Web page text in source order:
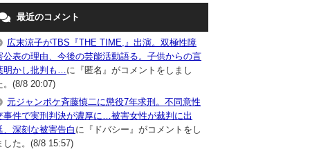
最近のコメント
広末涼子がTBS『THE TIME,』出演。双極性障
公表の理由、今後の芸能活動語る。子供からの言
明かし批判も… に『匿名』がコメントをしまし
。(8/8 20:07)
元ジャンポケ斉藤慎二に懲役7年求刑。不同意性
事件で実刑判決が濃厚に…被害女性が裁判に出
、深刻な被害告白 に『ドバシー』がコメントをし
した。(8/8 15:57)